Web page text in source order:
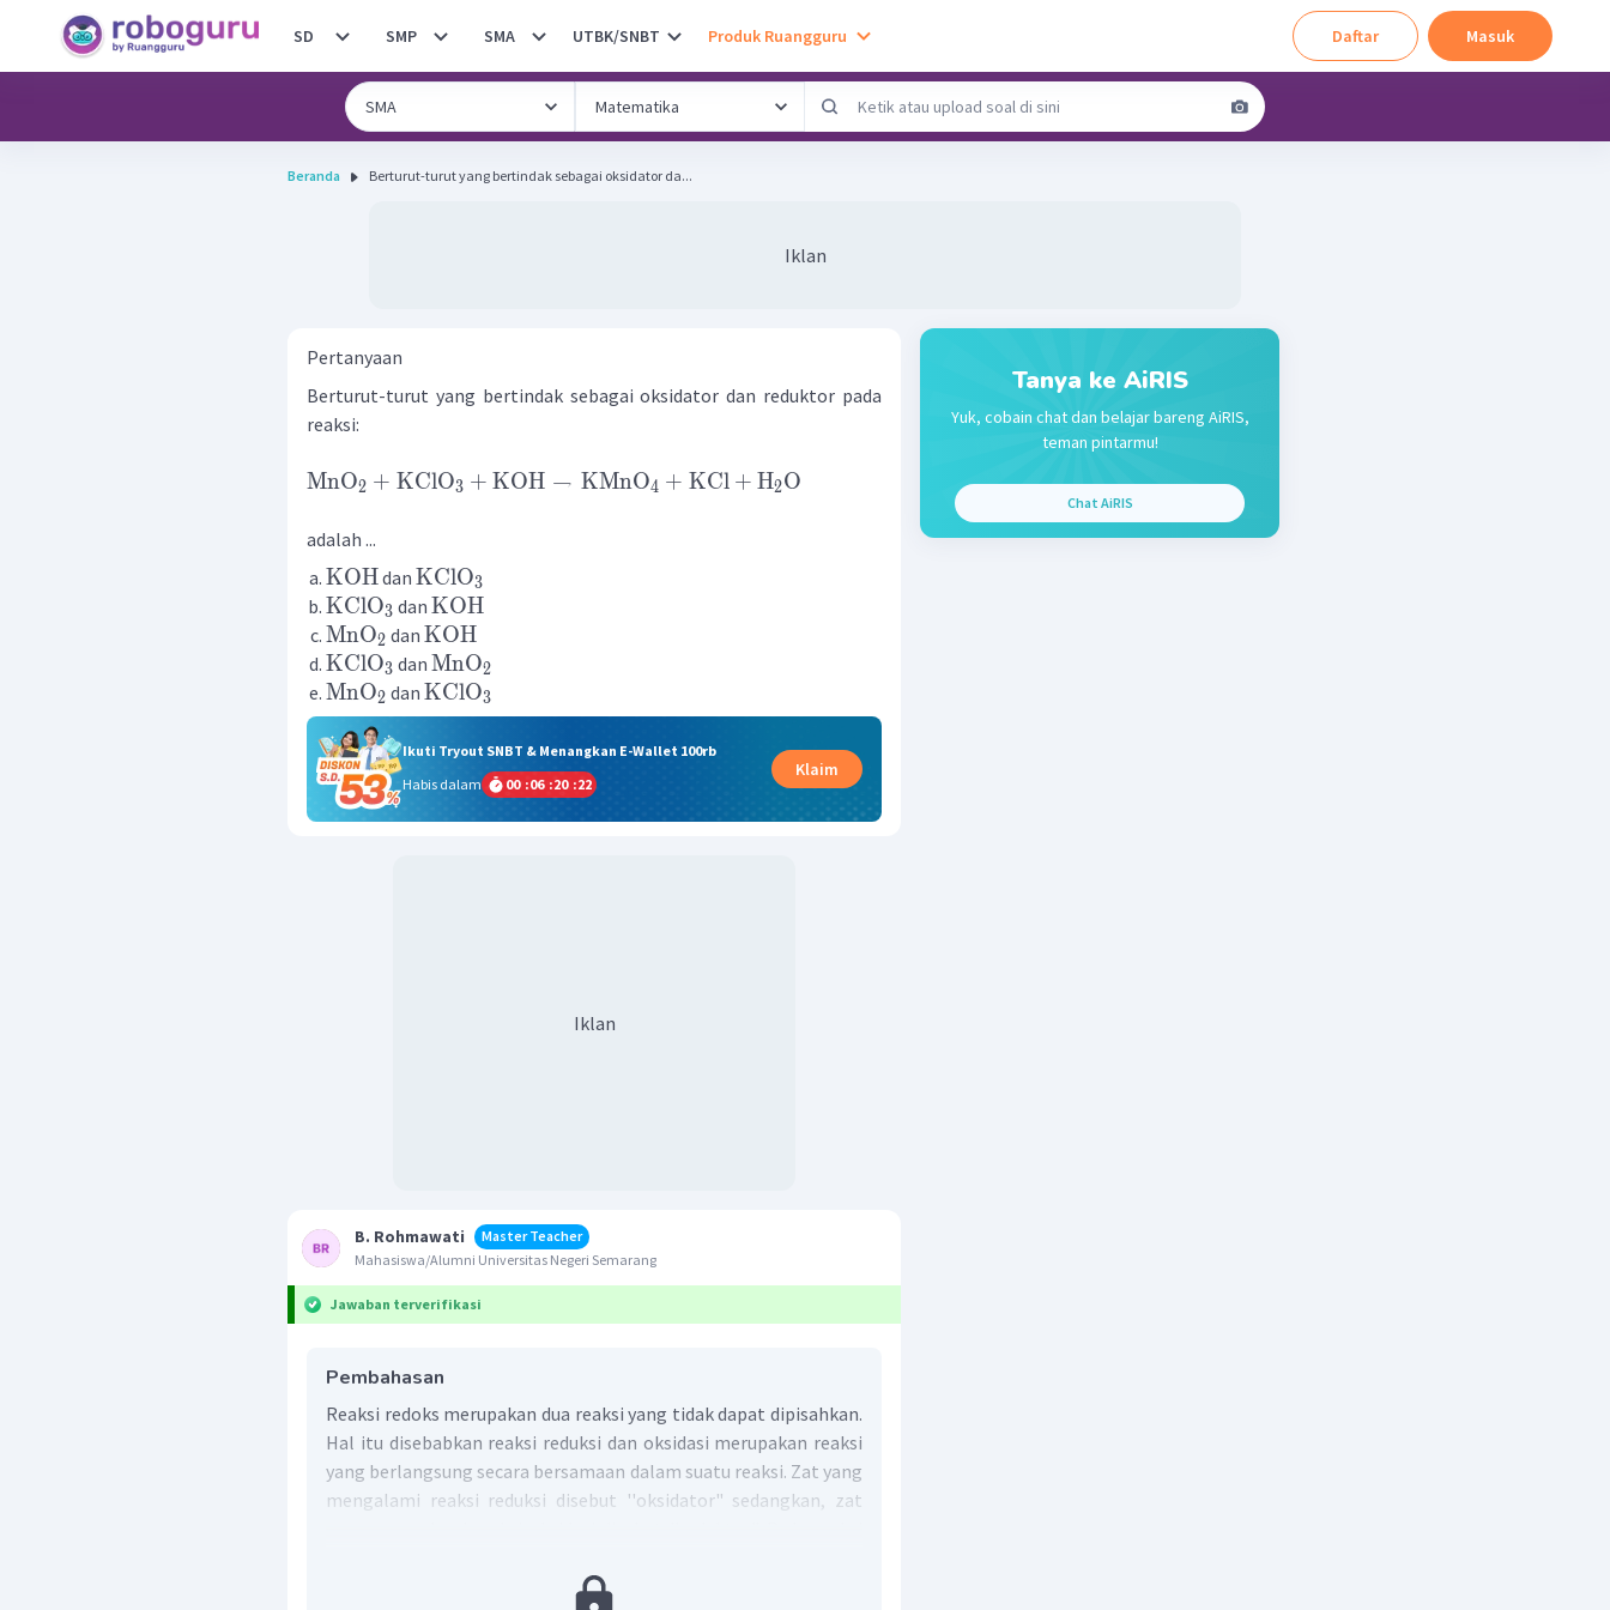
SD SMP SMA UTBK/SNBT Produk Ruangguru Daftar Masuk
Beranda Berturut-turut yang bertindak sebagai oksidator da...
Iklan
Pertanyaan
Berturut-turut yang bertindak sebagai oksidator dan reduktor pada
reaksi:
MnO2 + KClO3 + KOH → KMnO4 + KCl + H2O
adalah ...
KOHdan KClO3
KClO3 dan KOH
MnO2 dan KOH
KClO3 dan MnO2
MnO2 dan KClO3
Ikuti Tryout SNBT & Menangkan E-Wallet 100rb
Habis dalam
00 :06 :20 :22
Klaim
Iklan
B. Rohmawati
Master Teacher
Mahasiswa/Alumni Universitas Negeri Semarang
Jawaban terverifikasi
Pembahasan
Reaksi redoks merupakan dua reaksi yang tidak dapat dipisahkan.
Hal itu disebabkan reaksi reduksi dan oksidasi merupakan reaksi
yang berlangsung secara bersamaan dalam suatu reaksi. Zat yang
mengalami reaksi reduksi disebut ''oksidator" sedangkan, zat
penyebab reduktornya mengalami oksidasi. Sebaliknya,
Tanya ke AiRIS
Yuk, cobain chat dan belajar bareng AiRIS,
teman pintarmu!
Chat AiRIS